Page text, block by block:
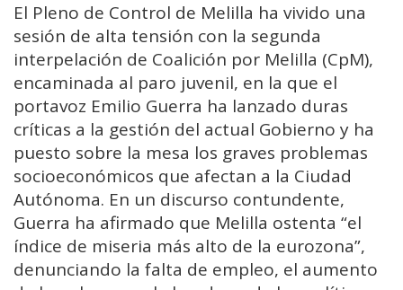
El Pleno de Control de Melilla ha vivido una
sesión de alta tensión con la segunda
interpelación de Coalición por Melilla (CpM),
encaminada al paro juvenil, en la que el
portavoz Emilio Guerra ha lanzado duras
críticas a la gestión del actual Gobierno y ha
puesto sobre la mesa los graves problemas
socioeconómicos que afectan a la Ciudad
Autónoma. En un discurso contundente,
Guerra ha afirmado que Melilla ostenta “el
índice de miseria más alto de la eurozona”,
denunciando la falta de empleo, el aumento